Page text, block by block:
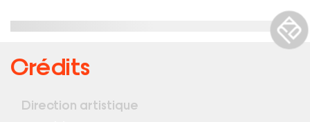
Crédits
Direction artistique